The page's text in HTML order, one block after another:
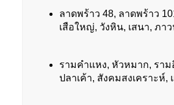
ลาดพร้าว 48, ลาดพร้าว
เสือใหญ่, วังหิน, เสนา, ภา
รามคำแหง, หัวหมาก, รา
ปลาเค้า, สังคมสงเคราะห์,